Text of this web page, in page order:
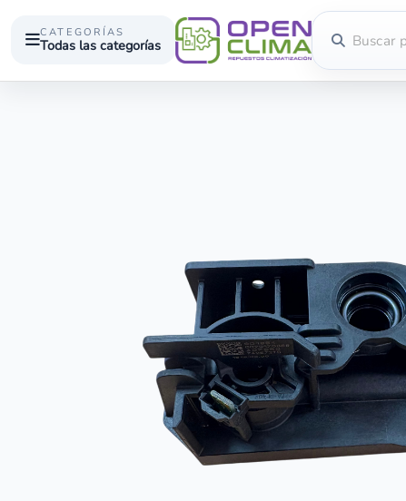
CATEGORÍAS
Todas las categorías